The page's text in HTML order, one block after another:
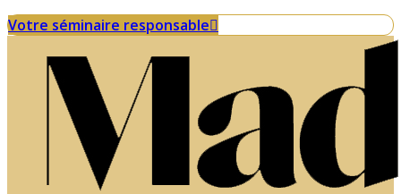
Votre séminaire responsable